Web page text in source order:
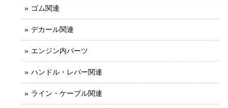
ゴム関連
デカール関連
エンジン内パーツ
ハンドル・レバー関連
ライン・ケーブル関連